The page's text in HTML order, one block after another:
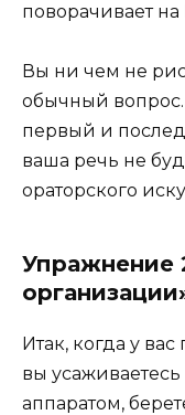
поворачивает
Вы ни чем не
обычный
первый и
ваша речь не
ораторского
Упражнение
Итак, когда у
вы
аппаратом,